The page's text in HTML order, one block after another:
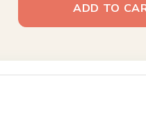
ADD TO